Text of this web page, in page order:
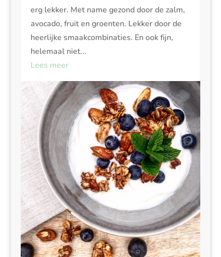
erg lekker. Met name gezond door de zalm,
avocado, fruit en groenten. Lekker door de
heerlijke smaakcombinaties. En ook fijn,
helemaal niet...
Lees meer